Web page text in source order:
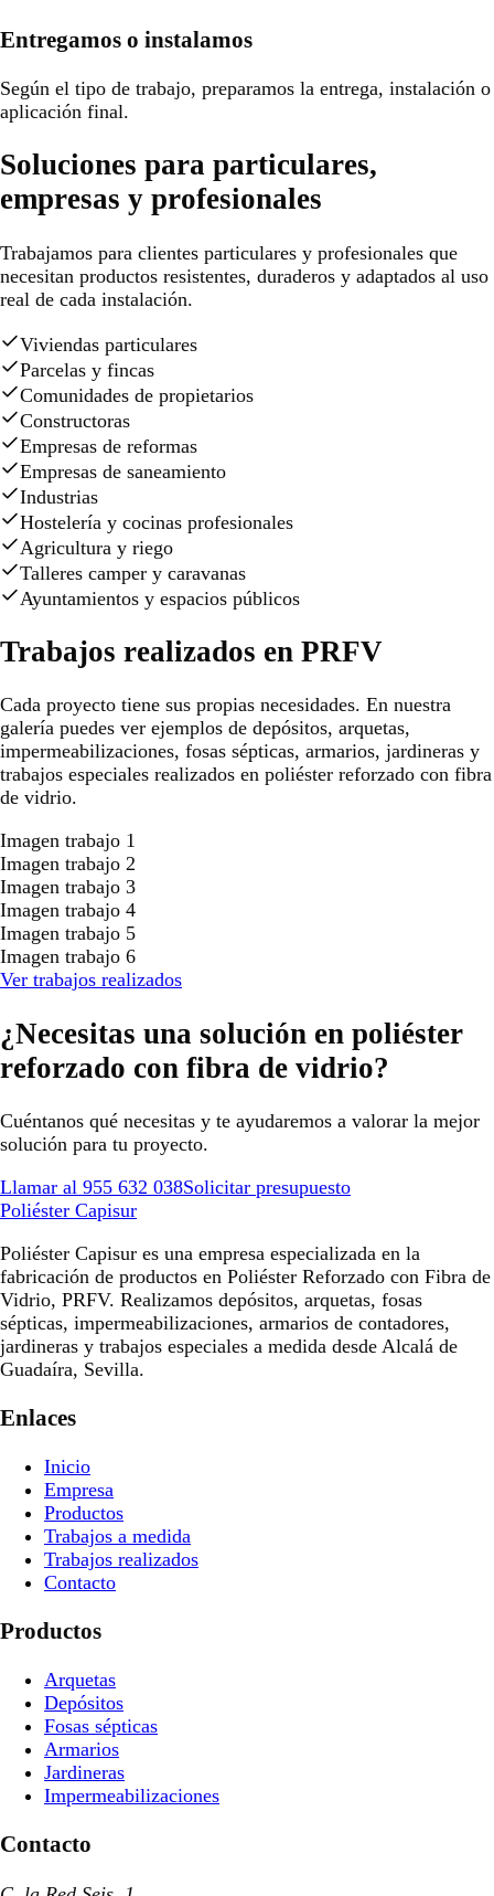
Entregamos o instalamos
Según el tipo de trabajo, preparamos la entrega, instalación o
aplicación final.
Soluciones para particulares,
empresas y profesionales
Trabajamos para clientes particulares y profesionales que
necesitan productos resistentes, duraderos y adaptados al uso
real de cada instalación.
Viviendas particulares
Parcelas y fincas
Comunidades de propietarios
Constructoras
Empresas de reformas
Empresas de saneamiento
Industrias
Hostelería y cocinas profesionales
Agricultura y riego
Talleres camper y caravanas
Ayuntamientos y espacios públicos
Trabajos realizados en PRFV
Cada proyecto tiene sus propias necesidades. En nuestra
galería puedes ver ejemplos de depósitos, arquetas,
impermeabilizaciones, fosas sépticas, armarios, jardineras y
trabajos especiales realizados en poliéster reforzado con fibra
de vidrio.
Imagen trabajo 1
Imagen trabajo 2
Imagen trabajo 3
Imagen trabajo 4
Imagen trabajo 5
Imagen trabajo 6
Ver trabajos realizados
¿Necesitas una solución en poliéster
reforzado con fibra de vidrio?
Cuéntanos qué necesitas y te ayudaremos a valorar la mejor
solución para tu proyecto.
Llamar al 955 632 038Solicitar presupuesto
Poliéster Capisur
Poliéster Capisur es una empresa especializada en la
fabricación de productos en Poliéster Reforzado con Fibra de
Vidrio, PRFV. Realizamos depósitos, arquetas, fosas
sépticas, impermeabilizaciones, armarios de contadores,
jardineras y trabajos especiales a medida desde Alcalá de
Guadaíra, Sevilla.
Enlaces
Inicio
Empresa
Productos
Trabajos a medida
Trabajos realizados
Contacto
Productos
Arquetas
Depósitos
Fosas sépticas
Armarios
Jardineras
Impermeabilizaciones
Contacto